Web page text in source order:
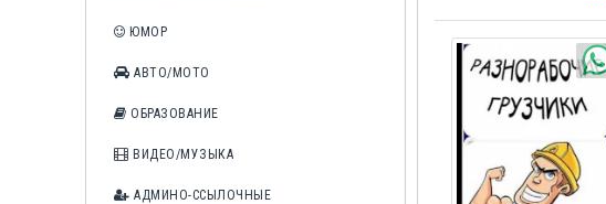
ЮМОР
АВТО/МОТО
ОБРАЗОВАНИЕ
ВИДЕО/МУЗЫКА
АДМИНО-ССЫЛОЧНЫЕ